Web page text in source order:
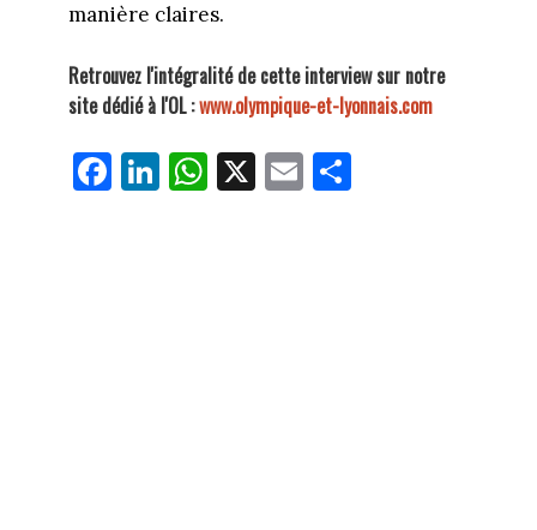
manière claires.
Retrouvez l'intégralité de cette interview sur notre
site dédié à l'OL :www.olympique-et-lyonnais.com
Fa
ce
Li
nk
W
ha
X E
m
Pa
rt